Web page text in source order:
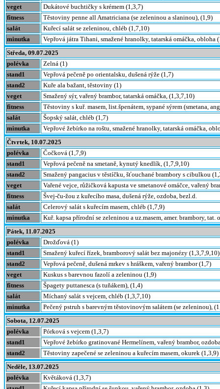
veget
Dukátové buchtičky s krémem (1,3,7)
fitness
Těstoviny penne all Amatriciana (se zeleninou a slaninou), (1,9)
salát
Kuřecí salát se zeleninou, chléb (1,7,10)
minutka
Vepřová játra Tihani, smažené hranolky, tatarská omáčka, obloha
Středa, 09.07.2025
polévka
Zelná (1)
stand1
Vepřová pečeně po orientalsku, dušená rýže (1,7)
stand2
Kuře ala bažant, těstoviny (1)
veget
Smažený sýr, vařený brambor, tatarská omáčka, (1,3,7,10)
fitness
Těstoviny s kuř. masem, list.špenátem, sypané sýrem (smetana,
salát
Šopský salát, chléb (1,7)
minutka
Vepřové žebírko na roštu, smažené hranolky, tatarská omáčka,
Čtvrtek, 10.07.2025
polévka
Čočková (1,7,9)
stand1
Vepřová pečeně na smetaně, kynutý knedlík, (1,7,9,10)
stand2
Smažený pangacius v těstíčku, šťouchané brambory s cibulkou
veget
Vařené vejce, růžičková kapusta ve smetanové omáčce, vařený
fitness
Švej-ču-žou z kuřecího masa, dušená rýže, ozdoba, bezl.d.
salát
Celerový salát s kuřecím masem, chléb (1,7,9)
minutka
Kuř. kapsa přírodní se zeleninou a uz.masem, amer. brambory, tat.
Pátek, 11.07.2025
polévka
Drožďová (1)
stand1
Smažený kuřecí řízek, bramborový salát bez majonézy (1,3,7,9,10)
stand2
Vepřová pečeně, dušená mrkev s hráškem, vařený brambor (1,7)
veget
Kuskus s barevnou fazolí a zeleninou (1,9)
fitness
Špagety puttanesca (s tuňákem), (1,4)
salát
Míchaný salát s vejcem, chléb (1,3,7,10)
minutka
Pečený pstruh s barevným těstovinovým salátem (se zeleninou),
Sobota, 12.07.2025
polévka
Pórková s vejcem (1,3,7)
stand1
Vepřové žebírko gratinované Hermelínem, vařený brambor,
stand2
Těstoviny zapečené se zeleninou a kuřecím masem, okurek (1,3,9)
Neděle, 13.07.2025
polévka
Květáková (1,3,7)